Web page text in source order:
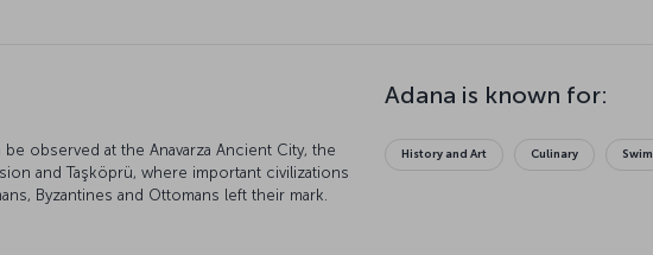
observed at the Anavarza Ancient City, the
and Taşköprü, where important civilizations
Byzantines and Ottomans left their mark.
of many of the most well-known
Adana is known for:
History and Art Culinary